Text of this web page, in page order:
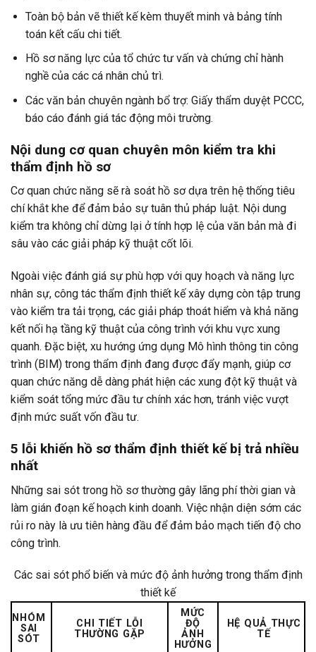
Toàn bộ bản vẽ thiết kế kèm thuyết minh và bảng tính
toán kết cấu chi tiết.
Hồ sơ năng lực của tổ chức tư vấn và chứng chỉ hành
nghề của các cá nhân chủ trì.
Các văn bản chuyên ngành bổ trợ: Giấy thẩm duyệt PCCC,
báo cáo đánh giá tác động môi trường.
Nội dung cơ quan chuyên môn kiểm tra khi
thẩm định hồ sơ
Cơ quan chức năng sẽ rà soát hồ sơ dựa trên hệ thống tiêu
chí khắt khe để đảm bảo sự tuân thủ pháp luật. Nội dung
kiểm tra không chỉ dừng lại ở tính hợp lệ của văn bản mà đi
sâu vào các giải pháp kỹ thuật cốt lõi.
Ngoài việc đánh giá sự phù hợp với quy hoạch và năng lực
nhân sự, công tác thẩm định thiết kế xây dựng còn tập trung
vào kiểm tra tải trọng, các giải pháp thoát hiểm và khả năng
kết nối hạ tầng kỹ thuật của công trình với khu vực xung
quanh. Đặc biệt, xu hướng ứng dụng Mô hình thông tin công
trình (BIM) trong thẩm định đang được đẩy mạnh, giúp cơ
quan chức năng dễ dàng phát hiện các xung đột kỹ thuật và
kiểm soát tổng mức đầu tư chính xác hơn, tránh việc vượt
định mức suất vốn đầu tư.
5 lỗi khiến hồ sơ thẩm định thiết kế bị trả nhiều
nhất
Những sai sót trong hồ sơ thường gây lãng phí thời gian và
làm gián đoạn kế hoạch kinh doanh. Việc nhận diện sớm các
rủi ro này là ưu tiên hàng đầu để đảm bảo mạch tiến độ cho
công trình.
Các sai sót phổ biến và mức độ ảnh hưởng trong thẩm định
thiết kế
NHÓM
SAI
SÓT
CHI TIẾT LỖI
THƯỜNG GẶP
MỨC
ĐỘ
ẢNH
HƯỞNG
HỆ QUẢ THỰC
TẾ